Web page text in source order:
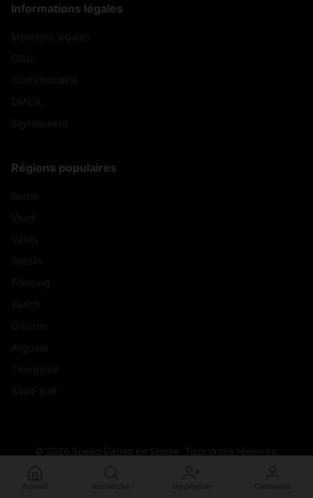
Informations légales
Régions populaires
© 2026 Speed Dating en Suisse. Tous droits réservés.